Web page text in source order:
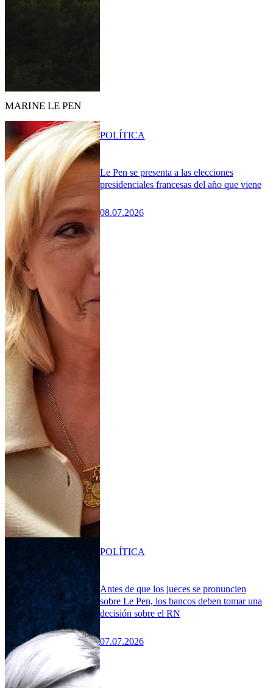
MARINE LE PEN
Le Pen se presenta a las elecciones
presidenciales francesas del año que viene
08.07.2026
POLÍTICA
Antes de que los jueces se pronuncien
sobre Le Pen, los bancos deben tomar una
decisión sobre el RN
07.07.2026
POLÍTICA